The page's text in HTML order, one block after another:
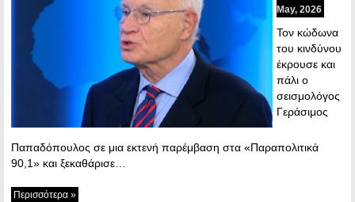
May, 2026
Τον κώδωνα
του κινδύνου
έκρουσε και
πάλι ο
σεισμολόγος
Γεράσιμος
Παπαδόπουλος σε μια εκτενή παρέμβαση στα «Παραπολιτικά
90,1» και ξεκαθάρισε…
Περισσότερα »